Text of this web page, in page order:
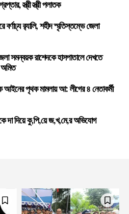
স্ত্রী স্ত্রী পলাতক
র‍্যালি, শহীদ স্মৃতিস্তম্ভে জেলা
সমন্বয়ক রাশেদকে হাসপাতালে দেখতে
অমিত
পৃথক মামলায় আ: লীগের ৪ নেতাকর্মী
দা দিয়ে কু,পি,য়ে জ,খ,মে,র অভিযোগ